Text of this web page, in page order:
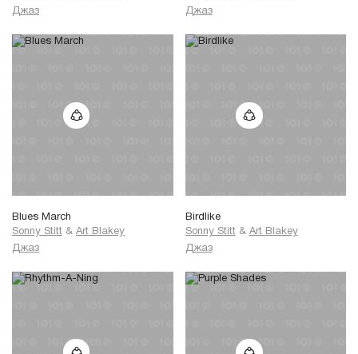
Джаз
Джаз
Blues March
Sonny Stitt & Art Blakey
Джаз
Birdlike
Sonny Stitt & Art Blakey
Джаз